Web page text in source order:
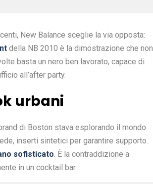
New Balance sceglie la via opposta:
della NB 2010 è la dimostrazione che non
basta un nero ben lavorato, capace di
all’after party.
urbani
di Boston stava esplorando il mondo
inserti sintetici per garantire supporto.
sofisticato. È la contraddizione a
in un cocktail bar.